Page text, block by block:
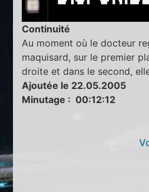
Continuité
Au moment où le docteur
maquisard, sur le premier
droite et dans le second,
Ajoutée le 22.05.2005
Minutage : 00:12:12